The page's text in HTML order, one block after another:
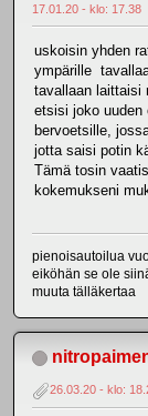
17.01.20 - klo: 17.38
uskoisin yhden
ympärille
tavallaan laittaisi
etsisi joko uuden
bervoetsille,
jotta saisi potin
Tämä tosin
kokemukseni
pienoisautoilua
eiköhän se ole
muuta tälläkertaa
26.03.20 - klo: